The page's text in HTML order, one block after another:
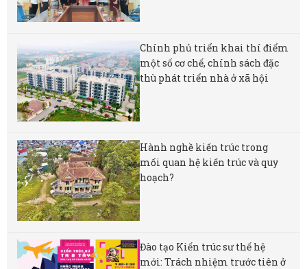
Chính phủ triển khai thí điểm
một số cơ chế, chính sách đặc
thù phát triển nhà ở xã hội
Hành nghề kiến trúc trong
mối quan hệ kiến trúc và quy
hoạch?
Đào tạo Kiến trúc sư thế hệ
mới: Trách nhiệm trước tiên ở